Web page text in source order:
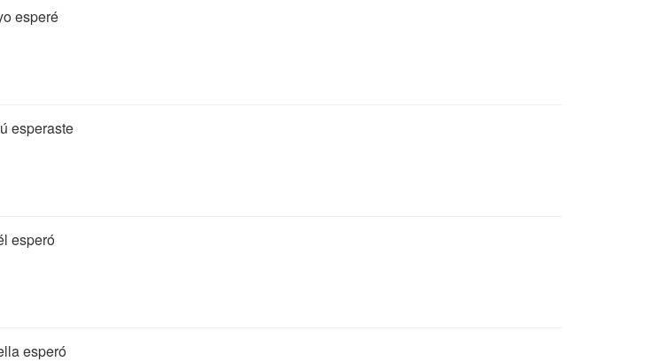
esperé
esperaste
esperó
esperó